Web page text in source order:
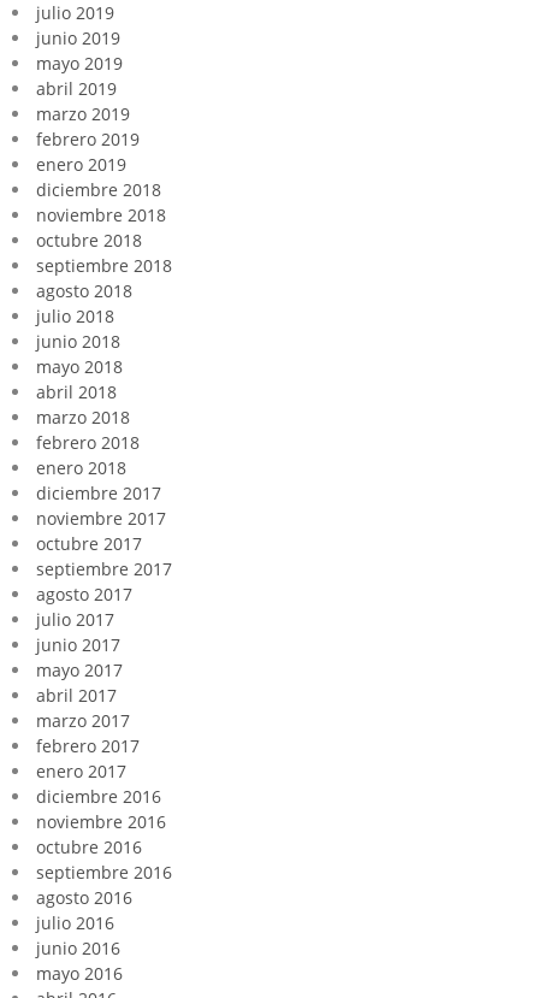
julio 2019
junio 2019
mayo 2019
abril 2019
marzo 2019
febrero 2019
enero 2019
diciembre 2018
noviembre 2018
octubre 2018
septiembre 2018
agosto 2018
julio 2018
junio 2018
mayo 2018
abril 2018
marzo 2018
febrero 2018
enero 2018
diciembre 2017
noviembre 2017
octubre 2017
septiembre 2017
agosto 2017
julio 2017
junio 2017
mayo 2017
abril 2017
marzo 2017
febrero 2017
enero 2017
diciembre 2016
noviembre 2016
octubre 2016
septiembre 2016
agosto 2016
julio 2016
junio 2016
mayo 2016